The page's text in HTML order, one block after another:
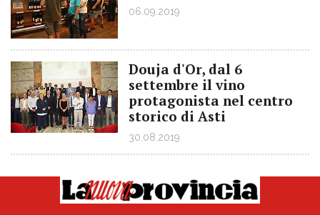
06.09.2019
Douja d'Or, dal 6
settembre il vino
protagonista nel centro
storico di Asti
30.08.2019